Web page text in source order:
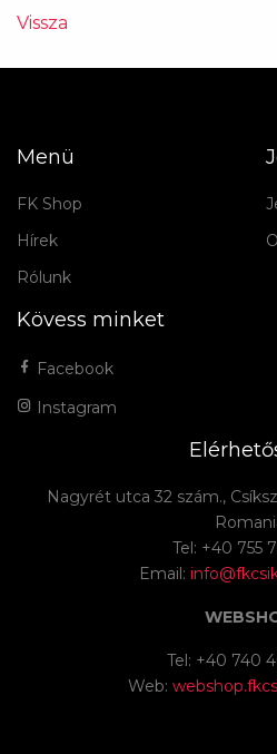
Vissza
Menü
FK Shop
Hírek
Rólunk
Kövess minket
Facebook
Instagram
Nagyrét utca 32 szám.,
Tel: +40 755
Email:
Tel: +40 740
Web: